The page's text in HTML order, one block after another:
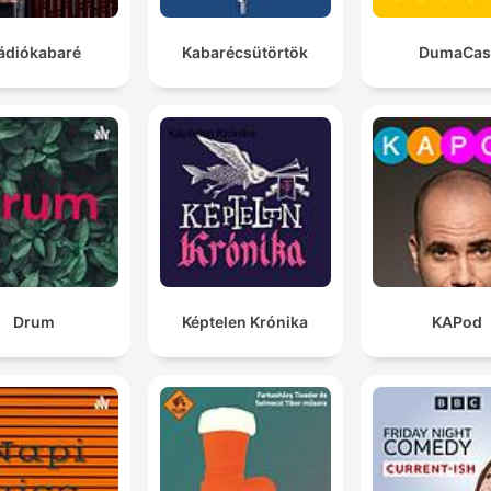
Kabarécsütörtök
Drum Képtelen Krónika KAPod